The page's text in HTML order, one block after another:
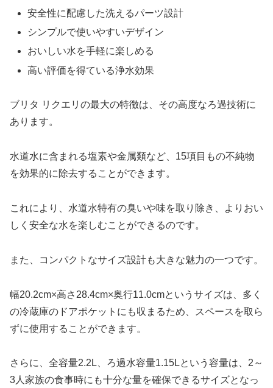
安全性に配慮した洗えるパーツ設計
シンプルで使いやすいデザイン
おいしい水を手軽に楽しめる
高い評価を得ている浄水効果
ブリタ リクエリの最大の特徴は、その高度なろ過技術に
あります。
水道水に含まれる塩素や金属類など、15項目もの不純物
を効果的に除去することができます。
これにより、水道水特有の臭いや味を取り除き、よりおい
しく安全な水を楽しむことができるのです。
また、コンパクトなサイズ設計も大きな魅力の一つです。
幅20.2cm×高さ28.4cm×奥行11.0cmというサイズは、多く
の冷蔵庫のドアポケットにも収まるため、スペースを取ら
ずに使用することができます。
さらに、全容量2.2L、ろ過水容量1.15Lという容量は、2～
3人家族の食事時にも十分な量を確保できるサイズとなっ